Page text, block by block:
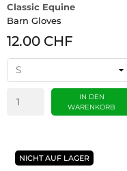
Classic Equine
Barn Gloves
12.00 CHF
IN DEN
WARENKORB
NICHT AUF LAGER